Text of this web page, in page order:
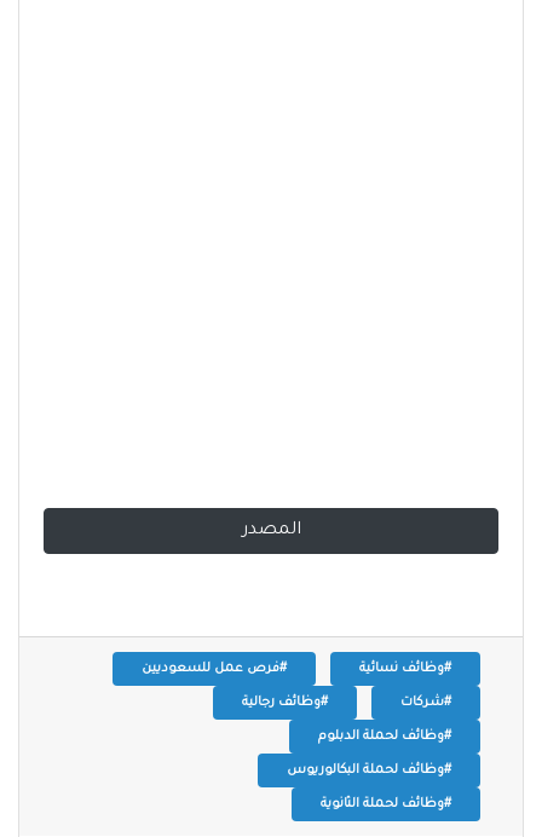
المصدر
#وظائف نسائية #فرص عمل للسعوديين
#شركات #وظائف رجالية
#وظائف لحملة الدبلوم
#وظائف لحملة البكالوريوس
#وظائف لحملة الثانوية